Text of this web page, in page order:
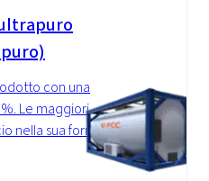
con una
Le maggiori
nella sua forma